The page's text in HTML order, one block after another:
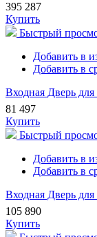
395 287
Купить
Быстрый
Добавить в
Добавить в
Входная Дверь
81 497
Купить
Быстрый
Добавить в
Добавить в
Входная Дверь
105 890
Купить